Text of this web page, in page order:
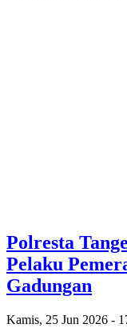
Polresta
Pelaku
Gadungan
Kamis, 25 Jun 2026 -